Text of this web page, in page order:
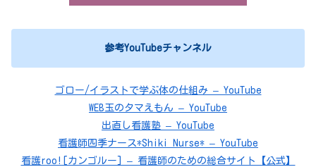
参考YouTubeチャンネル
ゴロー/イラストで学ぶ体の仕組み – YouTube
WEB玉のタマえもん – YouTube
出直し看護塾 – YouTube
看護師四季ナース*Shiki Nurse* – YouTube
看護roo![カンゴルー] – 看護師のための総合サイト【公式】